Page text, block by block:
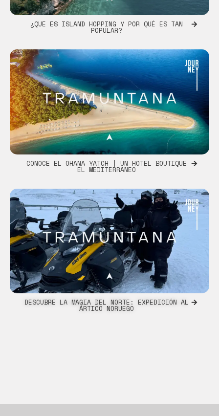
¿QUE ES ISLAND HOPPING Y POR QUÉ ES TAN
POPULAR?
CONOCE EL OHANA YATCH | UN HOTEL BOUTIQUE
EL MEDITERRANEO
DESCUBRE LA MAGIA DEL NORTE: EXPEDICIÓN AL
ÁRTICO NORUEGO